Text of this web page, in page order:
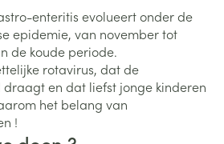
enteritis evolueert onder de
epidemie, van november tot
de koude periode.
rotavirus, dat de
en dat liefst jonge kinderen
het belang van
!